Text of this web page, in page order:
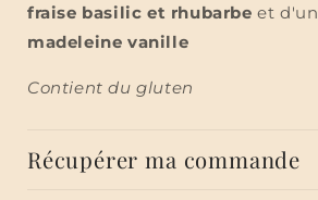
fraise basilic et rhubarbeet d'un
madeleine vanille
Contient du gluten
Récupérer ma commande